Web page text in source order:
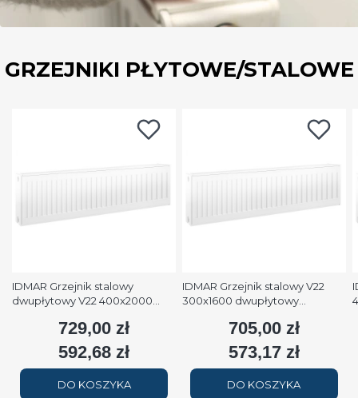
GRZEJNIKI PŁYTOWE/STALOWE
IDMAR Grzejnik stalowy
dwupłytowy V22 400x2000
2508W (90/70/20°C) biały
Cena
729,00 zł
Cena
592,68 zł
DO KOSZYKA
IDMAR Grzejnik stalowy V22
300x1600 dwupłytowy
(90/70/20°C) biały RAL9016
Cena
705,00 zł
Cena
573,17 zł
DO KOSZYKA